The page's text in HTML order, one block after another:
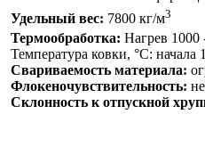
Удельный вес: 7800 кг/м3
Термообработка: Нагрев 1000
Температура ковки, °С: начала
Свариваемость материала:
Флокеночувствительность:
Склонность к отпускной